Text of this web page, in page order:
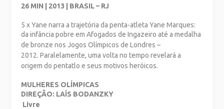
26 MIN | 2013 | BRASIL – RJ
5 x Yane narra a trajetória da penta-atleta Yane Marques:
da infância pobre emAfogados de Ingazeiro até a medalha
de bronze nos Jogos Olímpicos de Londres –
2012.Paralelamente, uma volta no tempo revelará a
origem do pentatlo e seus motivos heróicos.
MULHERES OLÍMPICAS
DIREÇÃO: LAÍS BODANZKY
Livre